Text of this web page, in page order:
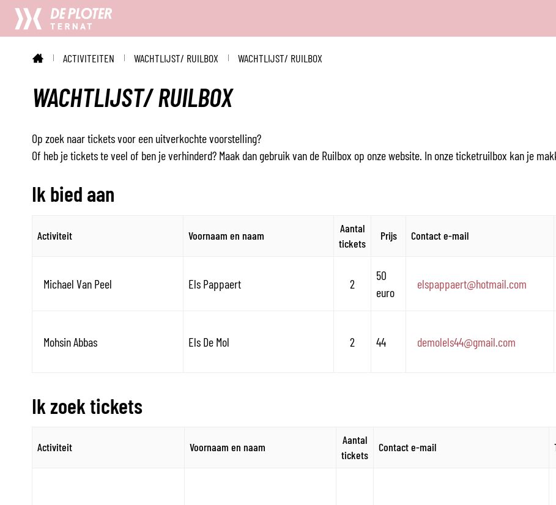
CC
De
Ploter
ACTIVITEITEN WACHTLIJST/ RUILBOX WACHTLIJST/ RUILBOX
WACHTLIJST/ RUILBOX
Op zoek naar tickets voor een uitverkochte voorstelling?
Of heb je tickets te veel of ben je verhinderd? Maak dan gebruik van de Ruilbox op onze website. In onze ticketruilbox kan je
Ik bied aan
Activiteit Voornaam en naam
Aantal
tickets
Prijs Contact e-mail
Michael Van Peel Els Pappaert 2
50
euro
elspappaert@hotmail.com
Mohsin Abbas Els De Mol 2 44 demolels44@gmail.com
Ik zoek tickets
Activiteit Voornaam en naam
Aantal
tickets
Contact e-mail